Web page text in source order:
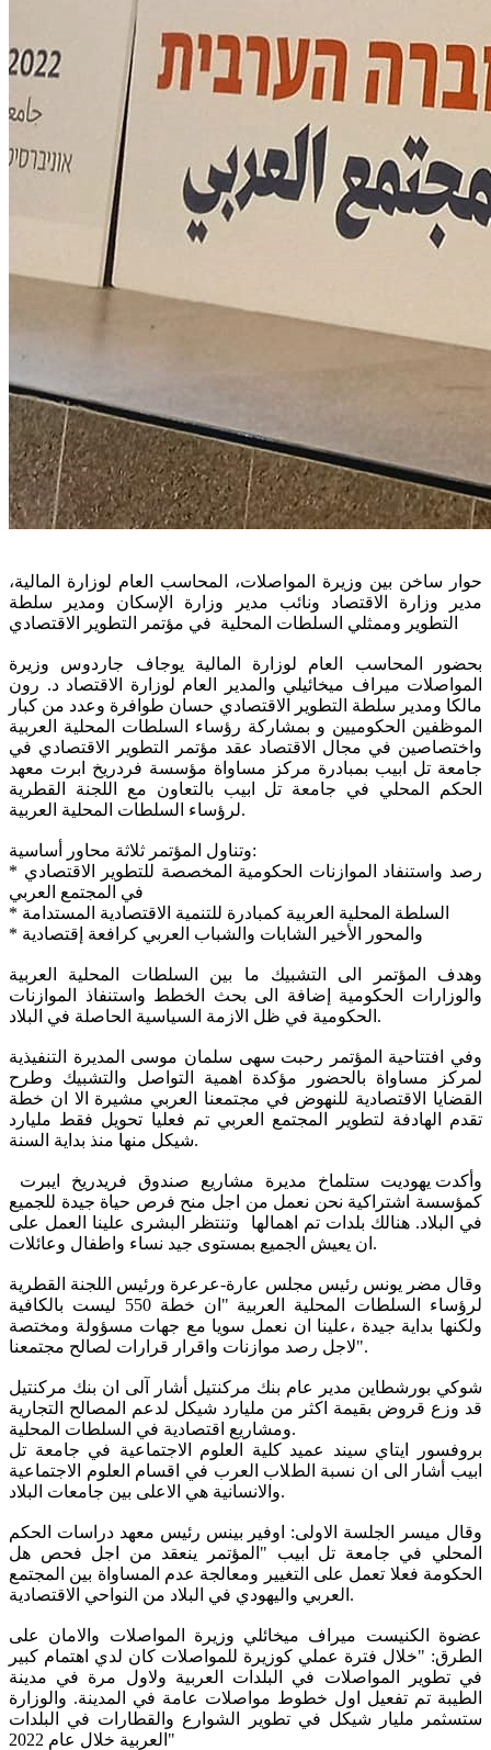
حوار ساخن بين وزيرة المواصلات، المحاسب العام لوزارة المالية،
مدير وزارة الاقتصاد ونائب مدير وزارة الإسكان ومدير سلطة
التطوير وممثلي السلطات المحلية في مؤتمر التطوير الاقتصادي
بحضور المحاسب العام لوزارة المالية يوجاف جاردوس وزيرة
المواصلات ميراف ميخائيلي والمدير العام لوزارة الاقتصاد د. رون
مالكا ومدير سلطة التطوير الاقتصادي حسان طوافرة وعدد من كبار
الموظفين الحكوميين و بمشاركة رؤساء السلطات المحلية العربية
واختصاصين في مجال الاقتصاد عقد مؤتمر التطوير الاقتصادي في
جامعة تل ابيب بمبادرة مركز مساواة مؤسسة فردريخ ابرت معهد
الحكم المحلي في جامعة تل ابيب بالتعاون مع اللجنة القطرية
لرؤساء السلطات المحلية العربية.
وتناول المؤتمر ثلاثة محاور أساسية:
* رصد واستنفاد الموازنات الحكومية المخصصة للتطوير الاقتصادي
* السلطة المحلية العربية كمبادرة للتنمية الاقتصادية المستدامة
* والمحور الأخير الشابات والشباب العربي كرافعة إقتصادية
وهدف المؤتمر الى التشبيك ما بين السلطات المحلية العربية
والوزارات الحكومية إضافة الى بحث الخطط واستنفاذ الموازنات
الحكومية في ظل الازمة السياسية الحاصلة في البلاد.
وفي افتتاحية المؤتمر رحبت سهى سلمان موسى المديرة التنفيذية
لمركز مساواة بالحضور مؤكدة اهمية التواصل والتشبيك وطرح
القضايا الاقتصادية للنهوض في مجتمعنا العربي مشيرة الا ان خطة
تقدم الهادفة لتطوير المجتمع العربي تم فعليا تحويل فقط مليارد
شيكل منها منذ بداية السنة.
وأكدت يهوديت ستلماخ مديرة مشاريع صندوق فريدريخ ايبرت
كمؤسسة اشتراكية نحن نعمل من اجل منح فرص حياة جيدة للجميع
في البلاد. هنالك بلدات تم اهمالها وتنتظر البشرى علينا العمل على
ان يعيش الجميع بمستوى جيد نساء واطفال وعائلات.
وقال مضر يونس رئيس مجلس عارة-عرعرة ورئيس اللجنة القطرية
لرؤساء السلطات المحلية العربية "ان خطة 550 ليست بالكافية
ولكنها بداية جيدة ،علينا ان نعمل سويا مع جهات مسؤولة ومختصة
لاجل رصد موازنات واقرار قرارات لصالح مجتمعنا".
شوكي بورشطاين مدير عام بنك مركنتيل أشار آلى ان بنك مركنتيل
قد وزع قروض بقيمة اكثر من مليارد شيكل لدعم المصالح التجارية
ومشاريع اقتصادية في السلطات المحلية.
بروفسور ايتاي سيند عميد كلية العلوم الاجتماعية في جامعة تل
ابيب أشار الى ان نسبة الطلاب العرب في اقسام العلوم الاجتماعية
والانسانية هي الاعلى بين جامعات البلاد.
وقال ميسر الجلسة الاولى: اوفير بينس رئيس معهد دراسات الحكم
المحلي في جامعة تل ابيب "المؤتمر ينعقد من اجل فحص هل
الحكومة فعلا تعمل على التغيير ومعالجة عدم المساواة بين المجتمع
العربي واليهودي في البلاد من النواحي الاقتصادية.
عضوة الكنيست ميراف ميخائلي وزيرة المواصلات والامان على
الطرق: "خلال فترة عملي كوزيرة للمواصلات كان لدي اهتمام كبير
في تطوير المواصلات في البلدات العربية ولاول مرة في مدينة
الطيبة تم تفعيل اول خطوط مواصلات عامة في المدينة. والوزارة
ستسثمر مليار شيكل في تطوير الشوارع والقطارات في البلدات
العربية خلال عام 2022"